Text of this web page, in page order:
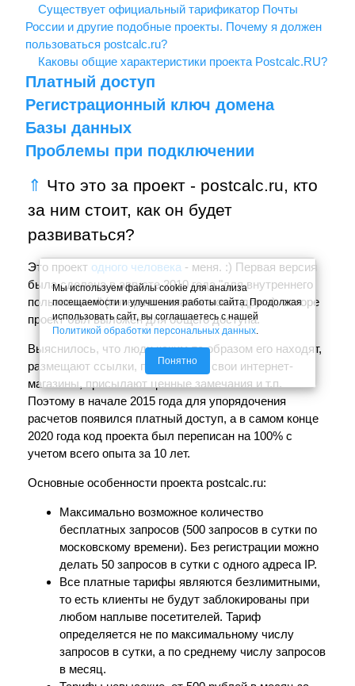
Существует официальный тарификатор Почты
России и другие подобные проекты. Почему я должен
пользоваться postcalc.ru?
Каковы общие характеристики проекта Postcalc.RU?
Платный доступ
Регистрационный ключ домена
Базы данных
Проблемы при подключении
⇑ Что это за проект - postcalc.ru, кто
за ним стоит, как он будет
развиваться?
Это проект одного человека - меня. :) Первая версия
была сделана в августе 2010 года "для внутреннего
пользования" (интернет-магазин моего друга), вскоре
проект был выложен для общего доступа.
Выяснилось, что люди каким-то образом его находят,
размещают ссылки, подключают свои интернет-
магазины, присылают ценные замечания и т.п.
Поэтому в начале 2015 года для упорядочения
расчетов появился платный доступ, а в самом конце
2020 года код проекта был переписан на 100% с
учетом всего опыта за 10 лет.
Основные особенности проекта postcalc.ru:
Максимально возможное количество
бесплатных запросов (500 запросов в сутки по
московскому времени). Без регистрации можно
делать 50 запросов в сутки с одного адреса IP.
Все платные тарифы являются безлимитными,
то есть клиенты не будут заблокированы при
любом наплыве посетителей. Тариф
определяется не по максимальному числу
запросов в сутки, а по среднему числу запросов
в месяц.
Мы используем файлы cookie для анализа
посещаемости и улучшения работы сайта. Продолжая
использовать сайт, вы соглашаетесь с нашей
Политикой обработки персональных данных
Понятно